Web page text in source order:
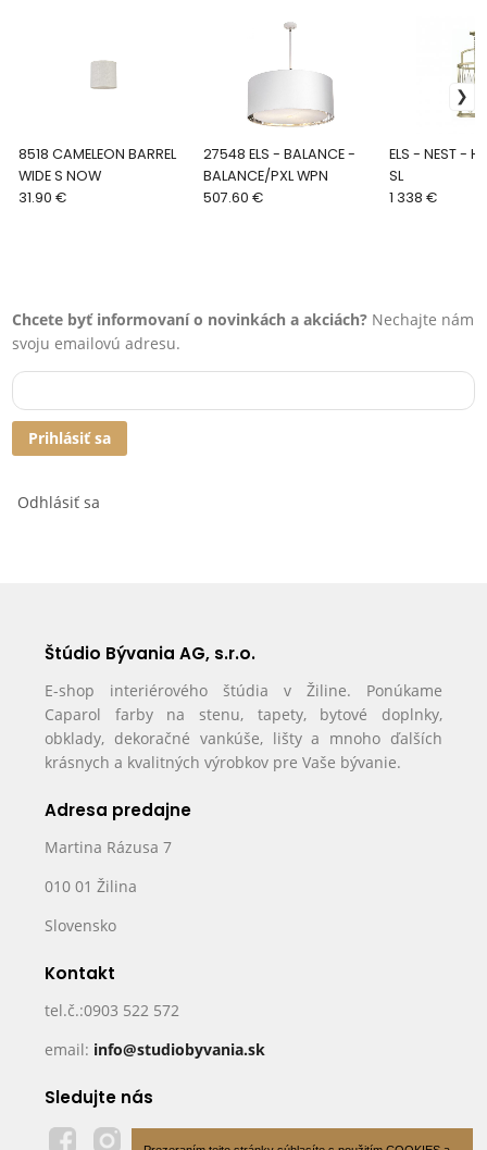
8518 CAMELEON BARREL
WIDE S NOW
31.90 €
27548 ELS - BALANCE -
BALANCE/PXL WPN
507.60 €
ELS - NEST -
SL
1 338 €
Chcete byť informovaní o novinkách a akciách? Nechajte nám
svoju emailovú adresu.
Prihlásiť sa
Odhlásiť sa
Štúdio Bývania AG, s.r.o.
E-shop interiérového štúdia v Žiline. Ponúkame
Caparol farby na stenu, tapety, bytové doplnky,
obklady, dekoračné vankúše, lišty a mnoho ďalších
krásnych a kvalitných výrobkov pre Vaše bývanie.
Adresa predajne
Martina Rázusa 7
010 01 Žilina
Slovensko
Kontakt
tel.č.:0903 522 572
email: info@studiobyvania.sk
Sledujte nás